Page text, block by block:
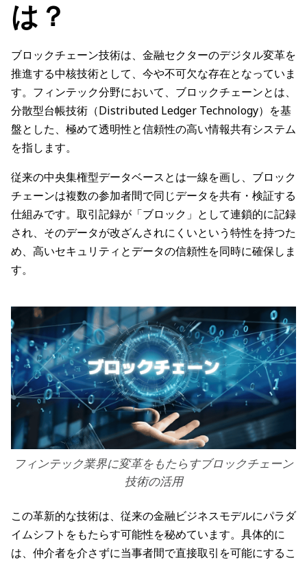
は？
ブロックチェーン技術は、金融セクターのデジタル変革を
推進する中核技術として、今や不可欠な存在となっていま
す。フィンテック分野において、ブロックチェーンとは、
分散型台帳技術（Distributed Ledger Technology）を基
盤とした、極めて透明性と信頼性の高い情報共有システム
を指します。
従来の中央集権型データベースとは一線を画し、ブロック
チェーンは複数の参加者間で同じデータを共有・検証する
仕組みです。取引記録が「ブロック」として連鎖的に記録
され、そのデータが改ざんされにくいという特性を持つた
め、高いセキュリティとデータの信頼性を同時に確保しま
す。
フィンテック業界に変革をもたらすブロックチェーン
技術の活用
この革新的な技術は、従来の金融ビジネスモデルにパラダ
イムシフトをもたらす可能性を秘めています。具体的に
は、仲介者を介さずに当事者間で直接取引を可能にするこ